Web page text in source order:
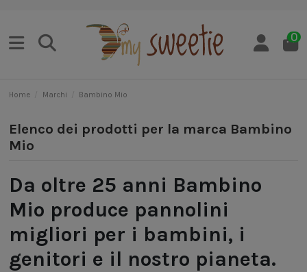
0
Home Marchi Bambino Mio
Elenco dei prodotti per la marca Bambino
Mio
Da oltre 25 anni Bambino
Mio produce pannolini
migliori per i bambini, i
genitori e il nostro pianeta.